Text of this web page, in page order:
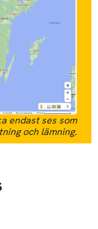
endast ses som
och lämning.